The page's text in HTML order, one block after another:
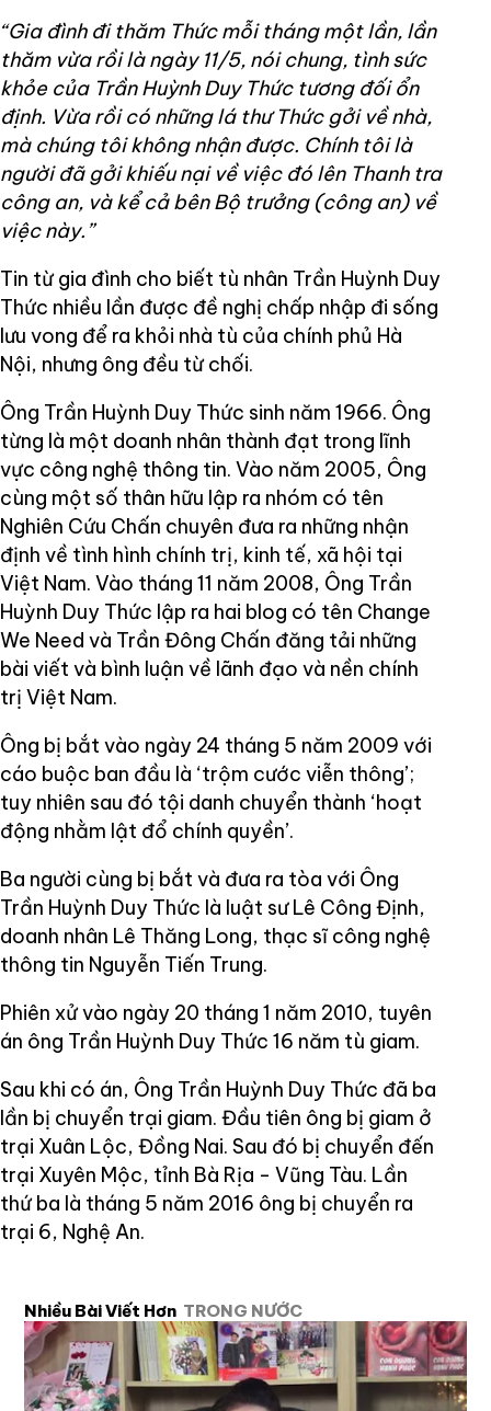
“Gia đình đi thăm Thức mỗi tháng một lần, lần
thăm vừa rồi là ngày 11/5, nói chung, tình sức
khỏe của Trần Huỳnh Duy Thức tương đối ổn
định. Vừa rồi có những lá thư Thức gởi về nhà,
mà chúng tôi không nhận được. Chính tôi là
người đã gởi khiếu nại về việc đó lên Thanh tra
công an, và kể cả bên Bộ trưởng (công an) về
việc này.”
Tin từ gia đình cho biết tù nhân Trần Huỳnh Duy
Thức nhiều lần được đề nghị chấp nhập đi sống
lưu vong để ra khỏi nhà tù của chính phủ Hà
Nội, nhưng ông đều từ chối.
Ông Trần Huỳnh Duy Thức sinh năm 1966. Ông
từng là một doanh nhân thành đạt trong lĩnh
vực công nghệ thông tin. Vào năm 2005, Ông
cùng một số thân hữu lập ra nhóm có tên
Nghiên Cứu Chấn chuyên đưa ra những nhận
định về tình hình chính trị, kinh tế, xã hội tại
Việt Nam. Vào tháng 11 năm 2008, Ông Trần
Huỳnh Duy Thức lập ra hai blog có tên Change
We Need và Trần Đông Chấn đăng tải những
bài viết và bình luận về lãnh đạo và nền chính
trị Việt Nam.
Ông bị bắt vào ngày 24 tháng 5 năm 2009 với
cáo buộc ban đầu là ‘trộm cước viễn thông’;
tuy nhiên sau đó tội danh chuyển thành ‘hoạt
động nhằm lật đổ chính quyền’.
Ba người cùng bị bắt và đưa ra tòa với Ông
Trần Huỳnh Duy Thức là luật sư Lê Công Định,
doanh nhân Lê Thăng Long, thạc sĩ công nghệ
thông tin Nguyễn Tiến Trung.
Phiên xử vào ngày 20 tháng 1 năm 2010, tuyên
án ông Trần Huỳnh Duy Thức 16 năm tù giam.
Sau khi có án, Ông Trần Huỳnh Duy Thức đã ba
lần bị chuyển trại giam. Đầu tiên ông bị giam ở
trại Xuân Lộc, Đồng Nai. Sau đó bị chuyển đến
trại Xuyên Mộc, tỉnh Bà Rịa - Vũng Tàu. Lần
thứ ba là tháng 5 năm 2016 ông bị chuyển ra
trại 6, Nghệ An.
Nhiều Bài Viết Hơn TRONG NƯỚC